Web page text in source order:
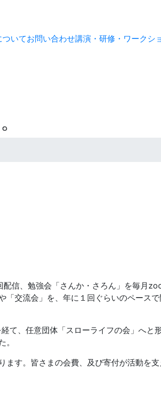
ついてお問い合わせ講演・研修・ワークシ
信、勉強会「さんか・さろん」を毎月
「交流会」を、年に１回ぐらいのペースで
て、任意団体「スローライフの会」へと
す。皆さまの会費、及び寄付が活動を支